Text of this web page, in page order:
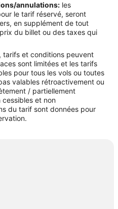
annulations: les
le tarif réservé, seront
en supplément de tout
du billet ou des taxes qui
tarifs et conditions peuvent
sont limitées et les tarifs
pour tous les vols ou toutes
valables rétroactivement ou
/ partiellement
cessibles et non
du tarif sont données pour